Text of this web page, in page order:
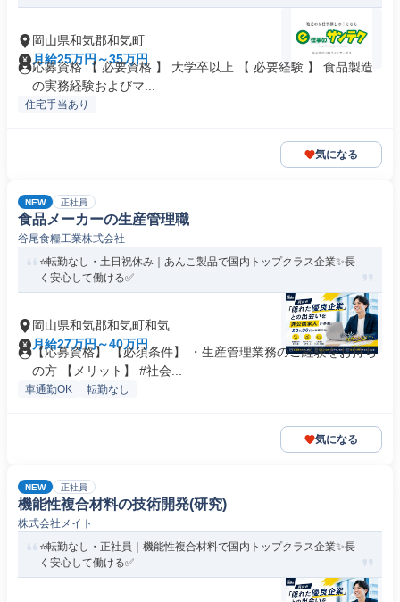
岡山県和気郡和気町
月給25万円～35万円
応募資格 【 必要資格 】 大学卒以上 【 必要経験 】 食品製造
の実務経験およびマ...
住宅手当あり
気になる
NEW 正社員
食品メーカーの生産管理職
谷尾食糧工業株式会社
⭐転勤なし・土日祝休み｜あんこ製品で国内トップクラス企業✨長
く安心して働ける✅
岡山県和気郡和気町和気
月給27万円～40万円
【応募資格】 【必須条件】 ・生産管理業務のご経験をお持ち
の方 【メリット】 #社会...
車通勤OK 転勤なし
気になる
NEW 正社員
機能性複合材料の技術開発(研究)
株式会社メイト
⭐転勤なし・正社員｜機能性複合材料で国内トップクラス企業✨長
く安心して働ける✅